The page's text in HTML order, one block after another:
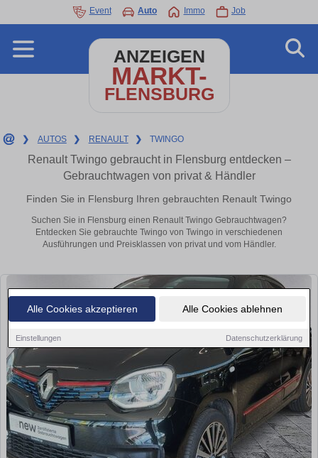
Alle Cookies akzeptieren Alle Cookies ablehnen
Einstellungen Datenschutzerklärung
Event Auto Immo Job
ANZEIGEN
MARKT-
FLENSBURG
❯ AUTOS ❯ RENAULT ❯ TWINGO
Renault Twingo gebraucht in Flensburg entdecken –
Gebrauchtwagen von privat & Händler
Finden Sie in Flensburg Ihren gebrauchten Renault Twingo
Suchen Sie in Flensburg einen Renault Twingo Gebrauchtwagen?
Entdecken Sie gebrauchte Twingo von Twingo in verschiedenen
Ausführungen und Preisklassen von privat und vom Händler.